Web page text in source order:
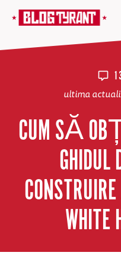
ultima
CUM SĂ
GHIDUL